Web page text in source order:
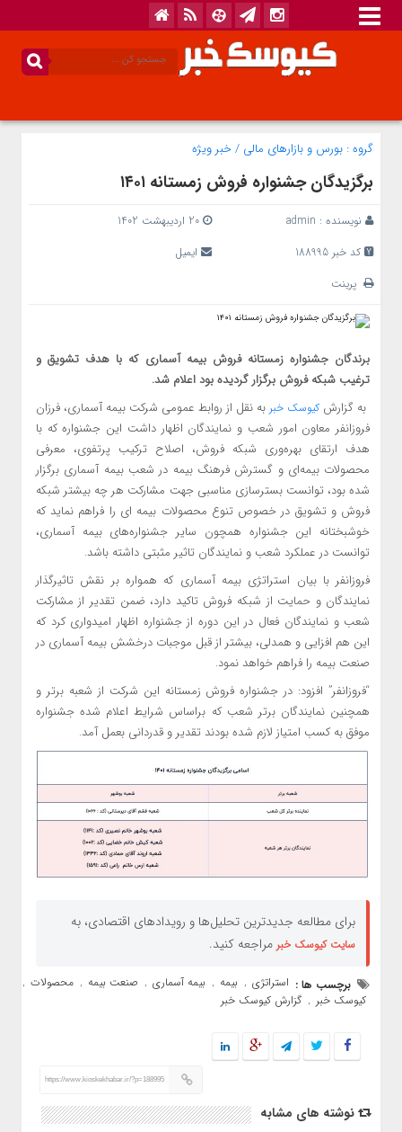
گروه : بورس و بازار‌های مالی /خبر ویژه
برگزیدگان جشنواره فروش زمستانه ۱۴۰۱
نویسنده : admin
20 اردیبهشت 1402
کد خبر 188995
ایمیل
پرینت
برندگان جشنواره زمستانه فروش بیمه آسماری که با هدف تشویق و
ترغیب شبکه فروش برگزار گردیده بود اعلام شد.
به گزارش کیوسک خبر به نقل از روابط عمومی شرکت بیمه آسماری، فرزان
فروزانفر معاون امور شعب و نمایندگان اظهار داشت این جشنواره که با
هدف ارتقای بهره‌وری شبکه فروش، اصلاح ترکیب پرتفوی، معرفی
محصولات بیمه‌ای و گسترش فرهنگ بیمه در شعب بیمه آسماری برگزار
شده بود، توانست بسترسازی مناسبی جهت مشارکت هر چه بیشتر شبکه
فروش و تشویق در خصوص تنوع محصولات بیمه ای را فراهم نماید که
خوشبختانه این جشنواره همچون سایر جشنواره‌های بیمه آسماری،
توانست در عملکرد شعب و نمایندگان تاثیر مثبتی داشته باشد.
فروزانفر با بیان استراتژی بیمه آسماری که همواره بر نقش تاثیرگذار
نمایندگان و حمایت از شبکه فروش تاکید دارد، ضمن تقدیر از مشارکت
شعب و نمایندگان فعال در این دوره از جشنواره اظهار امیدواری کرد که
این هم افزایی و همدلی، بیشتر از قبل موجبات درخشش بیمه آسماری در
صنعت بیمه را فراهم خواهد نمود.
“فروزانفر” افزود: در جشنواره فروش زمستانه این شرکت از شعبه برتر و
همچنین نمایندگان برتر شعب که براساس شرایط اعلام شده جشنواره
موفق به کسب امتیاز لازم شده بودند تقدیر و قدردانی بعمل آمد.
برای مطالعه جدیدترین تحلیل‌ها و رویدادهای اقتصادی، به
سایت کیوسک خبر مراجعه کنید.
برچسب ها : استراتژی , بیمه , بیمه آسماری , صنعت بیمه , محصولات ,
کیوسک خبر , گزارش کیوسک خبر
https://www.kioskekhabar.ir/?p=188995
نوشته های مشابه